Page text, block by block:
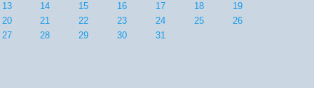
13
14 15 16 17 18
19
20
21 22 23 24 25
26
27
28 29 30 31